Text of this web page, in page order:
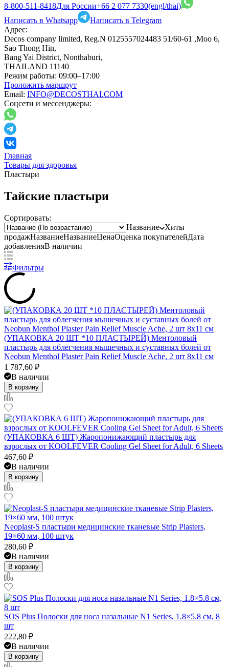
8-800-511-8418Для России+66 2 077 7330(engl/thai)
Написать в Whatsapp
Написать в Telegram
Адрес:
Decos company limited, Reg.N 0125557024483 51/60-61 ,Moo 6,
Sao Thong Hin,
Bang Yai District, Nonthaburi,
THAILAND 11140
Режим работы: 09:00–17:00
Проложить маршрут
Email: INFO@DECOSTHAI.COM
Соцсети и мессенджеры:
Главная
Товары для здоровья
Пластыри
Тайские пластыри
Сортировать:
Название
Хиты
продажНазваниеНазваниеЦенаОценка покупателейДата
добавленияВ наличии
Фильтры
(УПАКОВКА 20 ШТ *10 ПЛАСТЫРЕЙ) Ментоловый
пластырь для облегчения мышечных и суставных болей от
Neobun Menthol Plaster Pain Relief Muscle Ache, 2 шт 8x11 см
1 787,60 ₽
В наличии
В корзину
(УПАКОВКА 6 ШТ) Жаропонижающий пластырь для
взрослых от KOOLFEVER Cooling Gel Sheet for Adult, 6 Sheets
467,60 ₽
В наличии
В корзину
Neoplast-S пластыри медицинские тканевые Strip Plasters,
19×60 мм, 100 штук
280,60 ₽
В наличии
В корзину
SOS Plus Полоски для носа назальные N1 Series, 1.8×5.8 см, 8
шт
222,80 ₽
В наличии
В корзину